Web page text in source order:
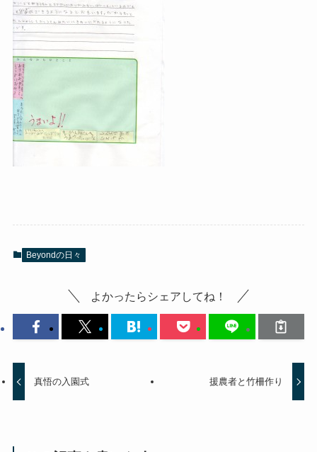
Beyondの日々
よかったらシェアしてね！
真悟の入園式 援農者と竹柵作り